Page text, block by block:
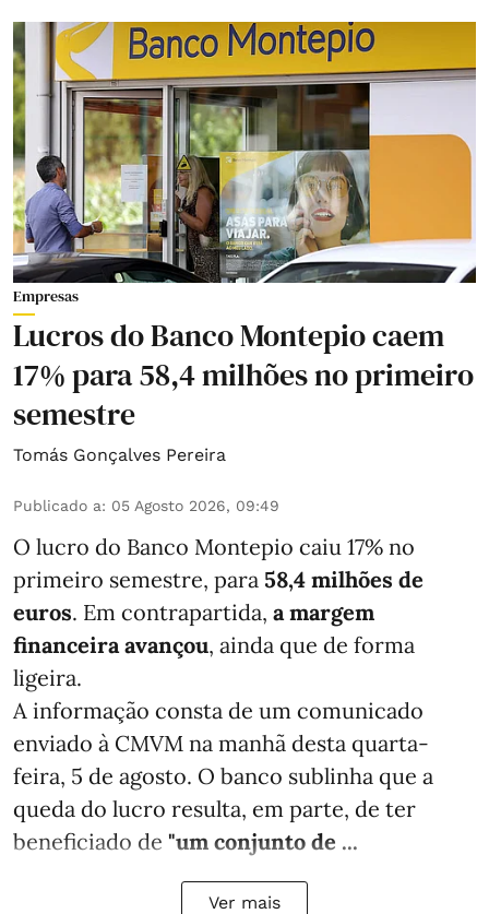
Empresas
Lucros do Banco Montepio caem
17% para 58,4 milhões no primeiro
semestre
Tomás Gonçalves Pereira
Publicado a: 05 Agosto 2026, 09:49
O lucro do Banco Montepio caiu 17% no
primeiro semestre, para 58,4 milhões de
euros. Em contrapartida, a margem
financeira avançou, ainda que de forma
ligeira.
A informação consta de um comunicado
enviado à CMVM na manhã desta quarta-
feira, 5 de agosto. O banco sublinha que a
queda do lucro resulta, em parte, de ter
beneficiado de "um conjunto de ...
Ver mais